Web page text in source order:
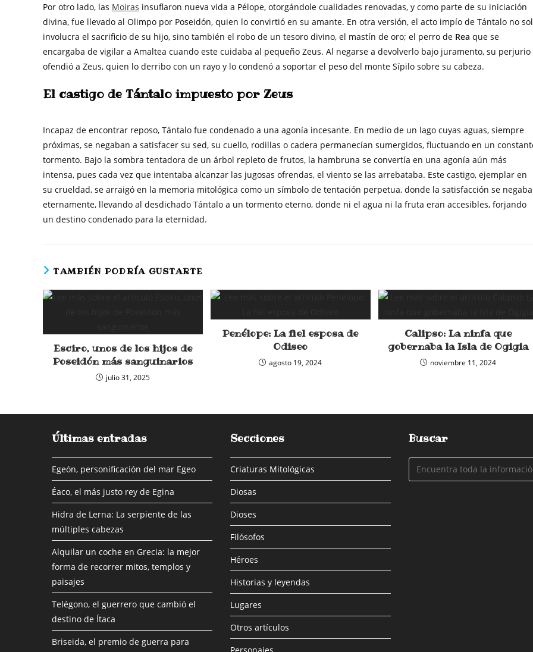
Por otro lado, las Moiras insuflaron nueva vida a Pélope, otorgándole cualidades renovadas, y como parte de su iniciación
divina, fue llevado al Olimpo por Poseidón, quien lo convirtió en su amante. En otra versión, el acto impío de Tántalo no
involucra el sacrificio de su hijo, sino también el robo de un tesoro divino, el mastín de oro; el perro de Rea que se
encargaba de vigilar a Amaltea cuando este cuidaba al pequeño Zeus. Al negarse a devolverlo bajo juramento, su perjurio
ofendió a Zeus, quien lo derribo con un rayo y lo condenó a soportar el peso del monte Sípilo sobre su cabeza.
El castigo de Tántalo impuesto por Zeus
Incapaz de encontrar reposo, Tántalo fue condenado a una agonía incesante. En medio de un lago cuyas aguas, siempre
próximas, se negaban a satisfacer su sed, su cuello, rodillas o cadera permanecían sumergidos, fluctuando en un
tormento. Bajo la sombra tentadora de un árbol repleto de frutos, la hambruna se convertía en una agonía aún más
intensa, pues cada vez que intentaba alcanzar las jugosas ofrendas, el viento se las arrebataba. Este castigo, ejemplar en
su crueldad, se arraigó en la memoria mitológica como un símbolo de tentación perpetua, donde la satisfacción se negaba
eternamente, llevando al desdichado Tántalo a un tormento eterno, donde ni el agua ni la fruta eran accesibles, forjando
un destino condenado para la eternidad.
TAMBIÉN PODRÍA GUSTARTE
Esciro, unos de los hijos de
Poseidón más sanguinarios
julio 31, 2025
Penélope: La fiel esposa de
Odiseo
agosto 19, 2024
Calipso: La ninfa que
gobernaba la Isla de Ogigia
noviembre 11, 2024
Últimas entradas
Egeón, personificación del mar Egeo
Éaco, el más justo rey de Egina
Hidra de Lerna: La serpiente de las
múltiples cabezas
Alquilar un coche en Grecia: la mejor
forma de recorrer mitos, templos y
paisajes
Telégono, el guerrero que cambió el
destino de Ítaca
Briseida, el premio de guerra para
Secciones
Criaturas Mitológicas
Diosas
Dioses
Filósofos
Héroes
Historias y leyendas
Lugares
Otros artículos
Personajes
Buscar